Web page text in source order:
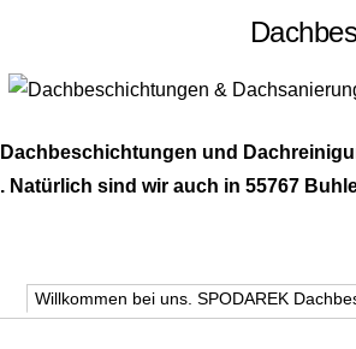
Dachbeschichtungen und
. Natürlich sind wir auch in 55767
Willkommen bei uns. SPODAREK